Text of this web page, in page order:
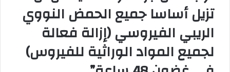
تزيل أساسا جميع الحمض النووي
الريبي الفيروسي (إزالة فعالة
لجميع المواد الوراثية للفيروس)